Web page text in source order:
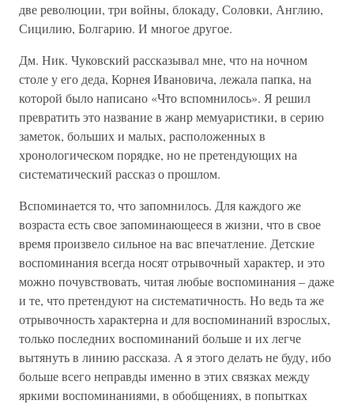
две революции, три войны, блокаду, Соловки, Англию,
Сицилию, Болгарию. И многое другое.
Дм. Ник. Чуковский рассказывал мне, что на ночном
столе у его деда, Корнея Ивановича, лежала папка, на
которой было написано «Что вспомнилось». Я решил
превратить это название в жанр мемуаристики, в серию
заметок, больших и малых, расположенных в
хронологическом порядке, но не претендующих на
систематический рассказ о прошлом.
Вспоминается то, что запомнилось. Для каждого же
возраста есть свое запоминающееся в жизни, что в свое
время произвело сильное на вас впечатление. Детские
воспоминания всегда носят отрывочный характер, и это
можно почувствовать, читая любые воспоминания – даже
и те, что претендуют на систематичность. Но ведь та же
отрывочность характерна и для воспоминаний взрослых,
только последних воспоминаний больше и их легче
вытянуть в линию рассказа. А я этого делать не буду, ибо
больше всего неправды именно в этих связках между
яркими воспоминаниями, в обобщениях, в попытках